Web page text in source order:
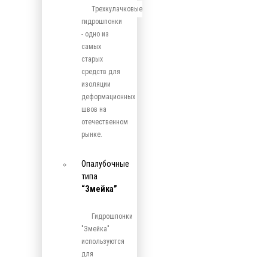
Трехкулачковые
гидрошпонки
- одно из
самых
старых
средств для
изоляции
деформационных
швов на
отечественном
рынке.
Опалубочные
типа
“Змейка”
Гидрошпонки
"Змейка"
используются
для